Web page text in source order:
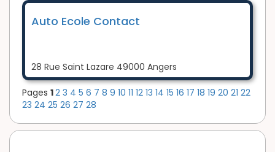
Auto Ecole Contact
28 Rue Saint Lazare 49000 Angers
Pages 12 3 4 5 6 7 8 9 10 11 12 13 14 15 16 17 18 19 20 21 22
23 24 25 26 27 28